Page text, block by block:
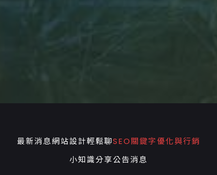
最新消息網站設計輕鬆聊SEO關鍵字優化與行銷
小知識分享公告消息